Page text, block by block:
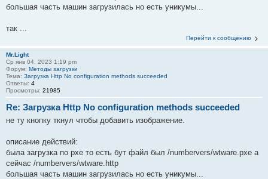
большая часть машин загрузилась но есть уникумы...
так ...
Перейти к сообщению
Mr.Light
Ср янв 04, 2023 1:19 pm
Форум: Методы загрузки
Тема: Загрузка Http No configuration methods succeeded
Ответы: 4
Просмотры: 21985
Re: Загрузка Http No configuration methods succeeded
не ту кнопку ткнул чтобы добавить изображение.
описание действий:
была загрузка по pxe то есть бут файл был /numbervers/wtware.pxe а
сейчас /numbervers/wtware.http
большая часть машин загрузилась но есть уникумы...